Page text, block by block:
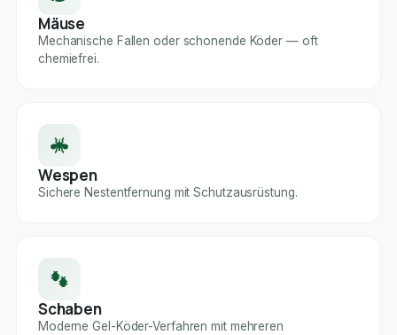
Mäuse
Mechanische Fallen oder schonende Köder — oft
chemiefrei.
Wespen
Sichere Nestentfernung mit Schutzausrüstung.
Schaben
Moderne Gel-Köder-Verfahren mit mehreren